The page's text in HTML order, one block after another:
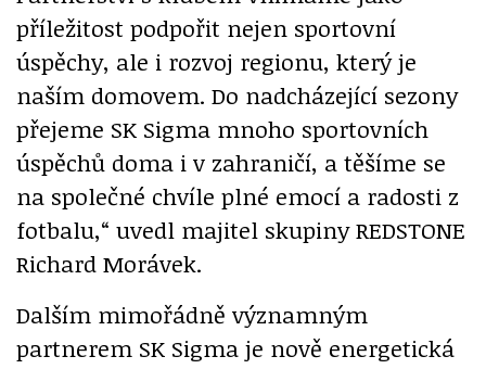
příležitost podpořit nejen sportovní
úspěchy, ale i rozvoj regionu, který je
naším domovem. Do nadcházející sezony
přejeme SK Sigma mnoho sportovních
úspěchů doma i v zahraničí, a těšíme se
na společné chvíle plné emocí a radosti z
fotbalu,“ uvedl majitel skupiny REDSTONE
Richard Morávek.
Dalším mimořádně významným
partnerem SK Sigma je nově energetická